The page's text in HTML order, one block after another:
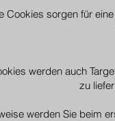
Cookies sorgen für
werden auch
zu
werden Sie beim